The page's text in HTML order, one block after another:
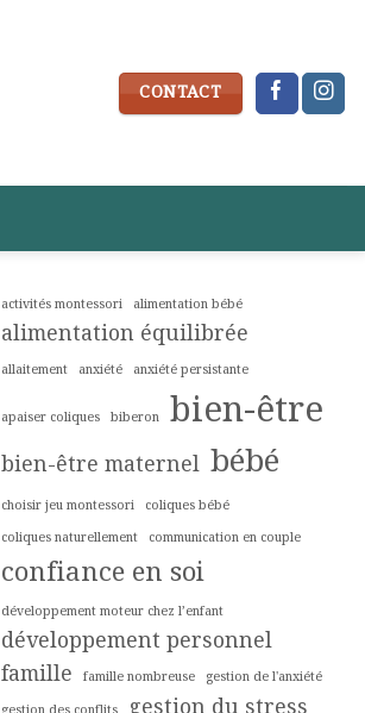
CONTACT
activités montessori alimentation bébé
alimentation équilibrée
allaitement anxiété anxiété persistante
apaiser coliques biberon bien-être
bien-être maternel bébé
choisir jeu montessori
coliques bébé
coliques naturellement
communication en couple
confiance en soi
développement moteur chez l’enfant
développement personnel
famille
famille nombreuse
gestion de l'anxiété